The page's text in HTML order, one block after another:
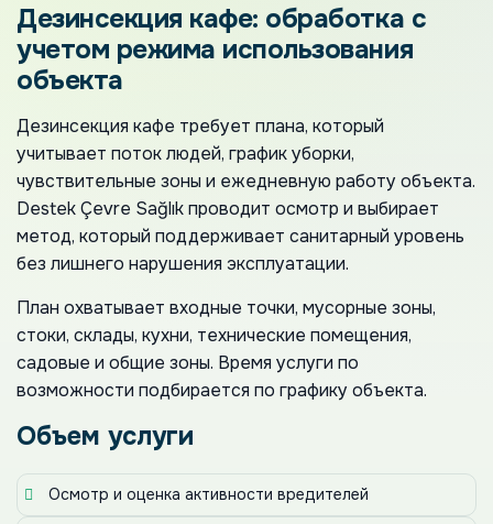
Дезинсекция кафе: обработка с
учетом режима использования
объекта
Дезинсекция кафе требует плана, который
учитывает поток людей, график уборки,
чувствительные зоны и ежедневную работу объекта.
Destek Çevre Sağlık проводит осмотр и выбирает
метод, который поддерживает санитарный уровень
без лишнего нарушения эксплуатации.
План охватывает входные точки, мусорные зоны,
стоки, склады, кухни, технические помещения,
садовые и общие зоны. Время услуги по
возможности подбирается по графику объекта.
Объем услуги
Осмотр и оценка активности вредителей